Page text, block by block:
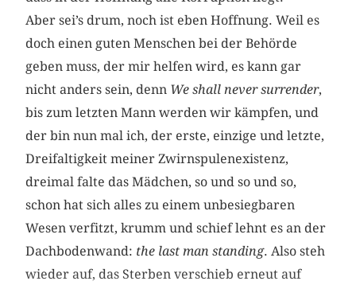
Aber sei’s drum, noch ist eben Hoffnung. Weil es
doch einen guten Menschen bei der Behörde
geben muss, der mir helfen wird, es kann gar
nicht anders sein, denn We shall never surrender,
bis zum letzten Mann werden wir kämpfen, und
der bin nun mal ich, der erste, einzige und letzte,
Dreifaltigkeit meiner Zwirnspulenexistenz,
dreimal falte das Mädchen, so und so und so,
schon hat sich alles zu einem unbesiegbaren
Wesen verfitzt, krumm und schief lehnt es an der
Dachbodenwand: the last man standing. Also steh
wieder auf, das Sterben verschieb erneut auf